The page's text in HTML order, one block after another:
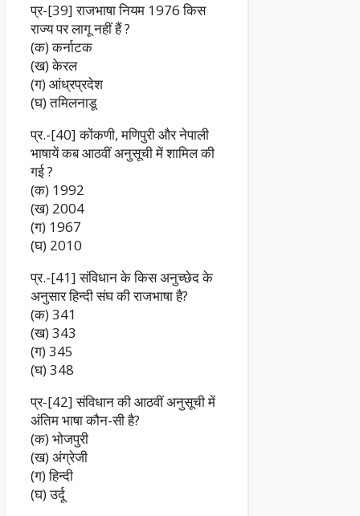
प्र-[39] राजभाषा नियम 1976 किस
राज्य पर लागू नहीं हैं ?
(क) कर्नाटक
(ख) केरल
(ग) आंध्रप्रदेश
(घ) तमिलनाडू
प्र.-[40] कोंकणी, मणिपुरी और नेपाली
भाषायें कब आठवीं अनुसूची में शामिल की
गई ?
(क) 1992
(ख) 2004
(ग) 1967
(घ) 2010
प्र.-[41] संविधान के किस अनुच्छेद के
अनुसार हिन्दी संघ की राजभाषा है?
(क) 341
(ख) 343
(ग) 345
(घ) 348
प्र-[42] संविधान की आठवीं अनुसूची में
अंतिम भाषा कौन-सी है?
(क) भोजपुरी
(ख) अंग्रेजी
(ग) हिन्दी
(घ) उर्दू